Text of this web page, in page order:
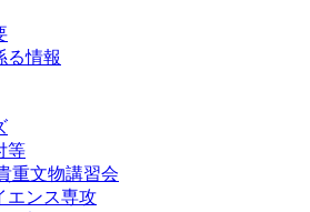
る情報
等
重文物講習会
エンス専攻